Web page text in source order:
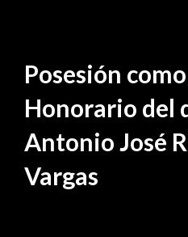
Posesión
Honorario del
Antonio José
Vargas